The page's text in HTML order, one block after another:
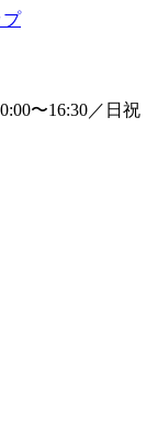
〜16:30／日祝